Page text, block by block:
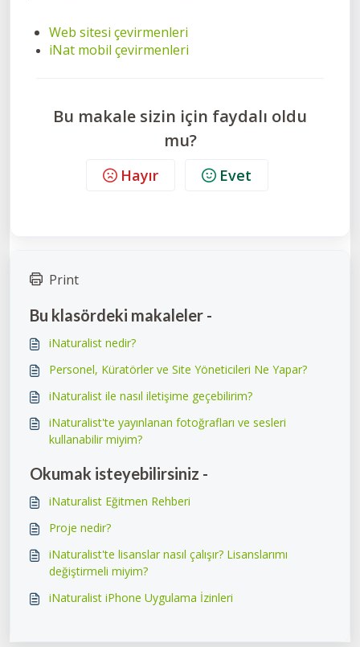
Web sitesi çevirmenleri
iNat mobil çevirmenleri
Bu makale sizin için faydalı oldu
mu?
Hayır Evet
Print
Bu klasördeki makaleler -
iNaturalist nedir?
Personel, Küratörler ve Site Yöneticileri Ne Yapar?
iNaturalist ile nasıl iletişime geçebilirim?
iNaturalist'te yayınlanan fotoğrafları ve sesleri
kullanabilir miyim?
Okumak isteyebilirsiniz -
iNaturalist Eğitmen Rehberi
Proje nedir?
iNaturalist'te lisanslar nasıl çalışır? Lisanslarımı
değiştirmeli miyim?
iNaturalist iPhone Uygulama İzinleri